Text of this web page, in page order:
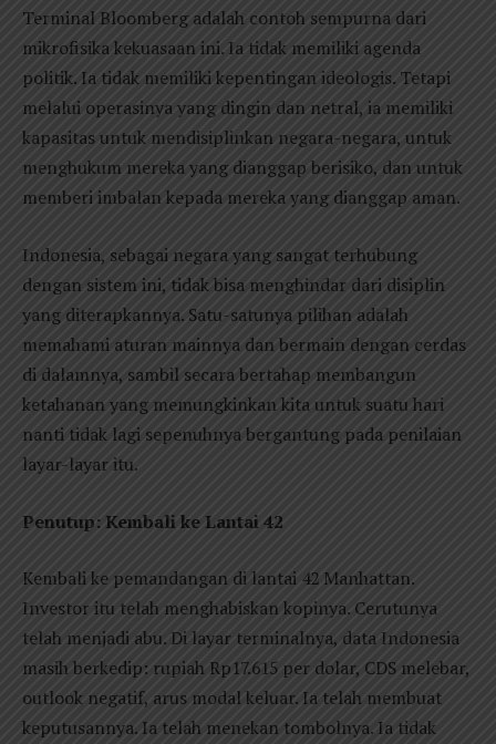
Terminal Bloomberg adalah contoh sempurna dari
mikrofisika kekuasaan ini. Ia tidak memiliki agenda
politik. Ia tidak memiliki kepentingan ideologis. Tetapi
melalui operasinya yang dingin dan netral, ia memiliki
kapasitas untuk mendisiplinkan negara-negara, untuk
menghukum mereka yang dianggap berisiko, dan untuk
memberi imbalan kepada mereka yang dianggap aman.
Indonesia, sebagai negara yang sangat terhubung
dengan sistem ini, tidak bisa menghindar dari disiplin
yang diterapkannya. Satu-satunya pilihan adalah
memahami aturan mainnya dan bermain dengan cerdas
di dalamnya, sambil secara bertahap membangun
ketahanan yang memungkinkan kita untuk suatu hari
nanti tidak lagi sepenuhnya bergantung pada penilaian
layar-layar itu.
Penutup: Kembali ke Lantai 42
Kembali ke pemandangan di lantai 42 Manhattan.
Investor itu telah menghabiskan kopinya. Cerutunya
telah menjadi abu. Di layar terminalnya, data Indonesia
masih berkedip: rupiah Rp17.615 per dolar, CDS melebar,
outlook negatif, arus modal keluar. Ia telah membuat
keputusannya. Ia telah menekan tombolnya. Ia tidak